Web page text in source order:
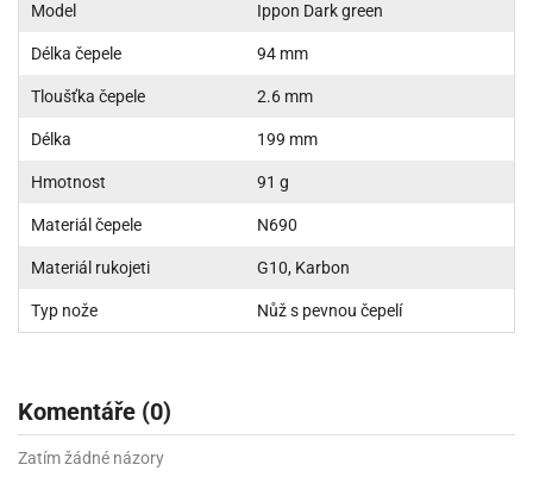
Model Ippon Dark green
Délka čepele 94 mm
Tloušťka čepele 2.6 mm
Délka 199 mm
Hmotnost 91 g
Materiál čepele N690
Materiál rukojeti G10, Karbon
Typ nože Nůž s pevnou čepelí
Komentáře (0)
Zatím žádné názory